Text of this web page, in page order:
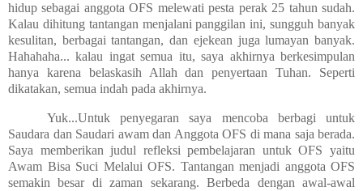
hidup sebagai anggota OFS melewati pesta perak 25 tahun sudah.
Kalau dihitung tantangan menjalani panggilan ini, sungguh banyak
kesulitan, berbagai tantangan, dan ejekean juga lumayan banyak.
Hahahaha... kalau ingat semua itu, saya akhirnya berkesimpulan
hanya karena belaskasih Allah dan penyertaan Tuhan. Seperti
dikatakan, semua indah pada akhirnya.
Yuk...Untuk penyegaran saya mencoba berbagi untuk
Saudara dan Saudari awam dan Anggota OFS di mana saja berada.
Saya memberikan judul refleksi pembelajaran untuk OFS yaitu
Awam Bisa Suci Melalui OFS. Tantangan menjadi anggota OFS
semakin besar di zaman sekarang. Berbeda dengan awal-awal